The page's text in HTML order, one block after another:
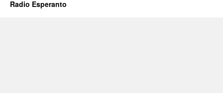
Radio Esperanto